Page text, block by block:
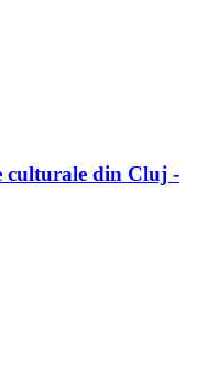
culturale din Cluj -